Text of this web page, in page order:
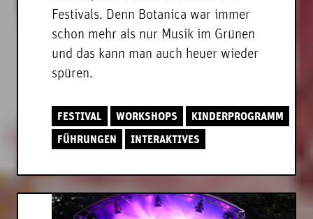
Festivals. Denn Botanica war immer
schon mehr als nur Musik im Grünen
und das kann man auch heuer wieder
spüren.
FESTIVAL WORKSHOPS
KINDERPROGRAMM
FÜHRUNGEN
INTERAKTIVES